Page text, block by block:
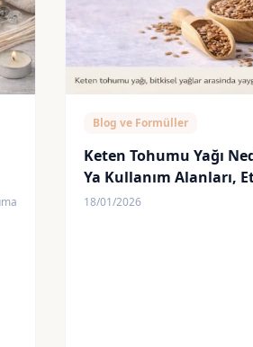
Blog ve Formüller
Keten Tohumu Yağı
Ya Kullanım Alanları,
Yaklaşım
18/01/2026